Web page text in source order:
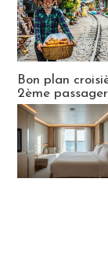
Bon plan
2ème